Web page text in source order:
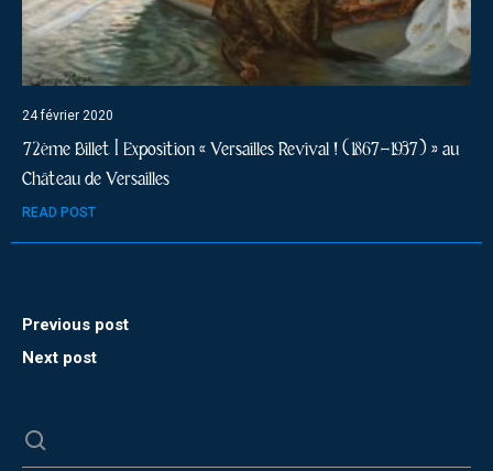
24 février 2020
72ème Billet | Exposition « Versailles Revival ! (1867-1937) » au
Château de Versailles
READ POST
Previous post
Next post